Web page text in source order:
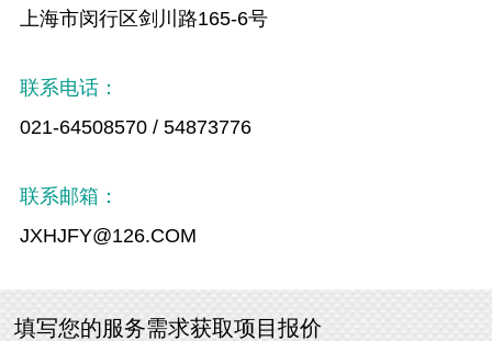
上海市闵行区剑川路165-6号
联系电话：
021-64508570 / 54873776
联系邮箱：
JXHJFY@126.COM
填写您的服务需求获取项目报价